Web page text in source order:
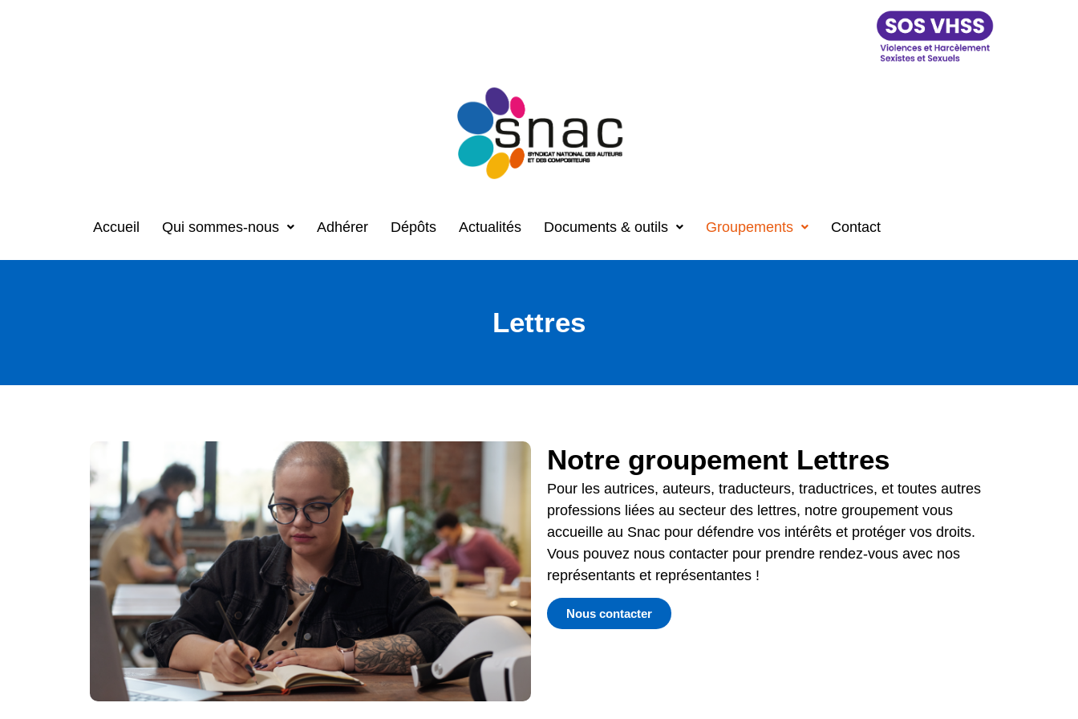
Accueil Qui sommes-nous Adhérer Dépôts Actualités Documents & outils Groupements Contact
Lettres
Notre groupement Lettres
Pour les autrices, auteurs, traducteurs, traductrices, et toutes autres
professions liées au secteur des lettres, notre groupement vous
accueille au Snac pour défendre vos intérêts et protéger vos droits.
Vous pouvez nous contacter pour prendre rendez-vous avec nos
représentants et représentantes !
Nous contacter